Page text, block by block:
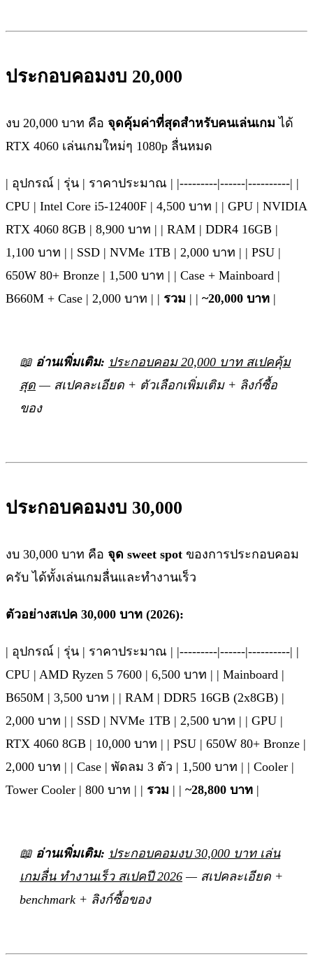
ประกอบคอมงบ 20,000
งบ 20,000 บาท คือ จุดคุ้มค่าที่สุดสำหรับคนเล่นเกม ได้
RTX 4060 เล่นเกมใหม่ๆ 1080p ลื่นหมด
| อุปกรณ์ | รุ่น | ราคาประมาณ | |---------|------|----------| |
CPU | Intel Core i5-12400F | 4,500 บาท | | GPU | NVIDIA
RTX 4060 8GB | 8,900 บาท | | RAM | DDR4 16GB |
1,100 บาท | | SSD | NVMe 1TB | 2,000 บาท | | PSU |
650W 80+ Bronze | 1,500 บาท | | Case + Mainboard |
B660M + Case | 2,000 บาท | | รวม | | ~20,000 บาท |
📖 อ่านเพิ่มเติม: ประกอบคอม 20,000 บาท สเปคคุ้ม
สุด — สเปคละเอียด + ตัวเลือกเพิ่มเติม + ลิงก์ซื้อ
ของ
ประกอบคอมงบ 30,000
งบ 30,000 บาท คือ จุด sweet spot ของการประกอบคอม
ครับ ได้ทั้งเล่นเกมลื่นและทำงานเร็ว
ตัวอย่างสเปค 30,000 บาท (2026):
| อุปกรณ์ | รุ่น | ราคาประมาณ | |---------|------|----------| |
CPU | AMD Ryzen 5 7600 | 6,500 บาท | | Mainboard |
B650M | 3,500 บาท | | RAM | DDR5 16GB (2x8GB) |
2,000 บาท | | SSD | NVMe 1TB | 2,500 บาท | | GPU |
RTX 4060 8GB | 10,000 บาท | | PSU | 650W 80+ Bronze |
2,000 บาท | | Case | พัดลม 3 ตัว | 1,500 บาท | | Cooler |
Tower Cooler | 800 บาท | | รวม | | ~28,800 บาท |
📖 อ่านเพิ่มเติม: ประกอบคอมงบ 30,000 บาท เล่น
เกมลื่น ทำงานเร็ว สเปคปี 2026 — สเปคละเอียด +
benchmark + ลิงก์ซื้อของ